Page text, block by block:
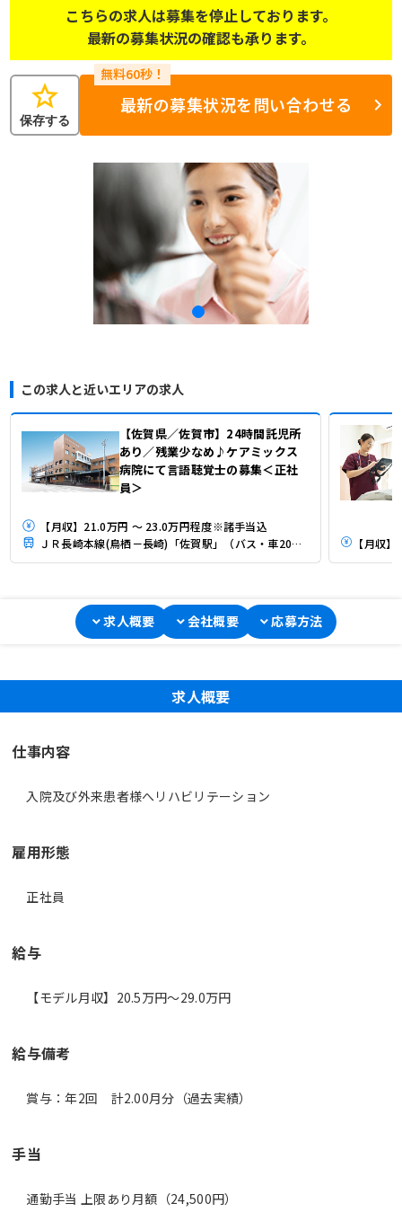
こちらの求人は募集を停止しております。
最新の募集状況の確認も承ります。
star
保存する
最新の募集状況を問い合わせる
この求人と近いエリアの求人
【佐賀県／佐賀市】24時間託児所
あり／残業少なめ♪ケアミックス
病院にて言語聴覚士の募集＜正社
員＞
【月収】21.0万円 ～ 23.0万円程度※諸手当込
ＪＲ長崎本線(鳥栖－長崎)「佐賀駅」（バス・車20分）
求人概要 会社概要 応募方法
求人概要
仕事内容
入院及び外来患者様へリハビリテーション
雇用形態
正社員
給与
【モデル月収】20.5万円〜29.0万円
給与備考
賞与：年2回 計2.00月分（過去実績）
手当
通勤手当 上限あり月額（24,500円）